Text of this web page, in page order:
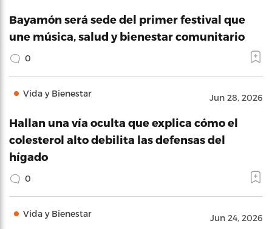
Bayamón será sede del primer festival que
une música, salud y bienestar comunitario
0
Vida y Bienestar Jun 28, 2026
Hallan una vía oculta que explica cómo el
colesterol alto debilita las defensas del
hígado
0
Vida y Bienestar Jun 24, 2026